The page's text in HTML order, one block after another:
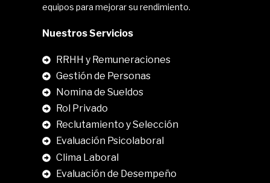
equipos para mejorar su rendimiento.
Nuestros Servicios
RRHH y Remuneraciones
Gestión de Personas
Nomina de Sueldos
Rol Privado
Reclutamiento y Selección
Evaluación Psicolaboral
Clima Laboral
Evaluación de Desempeño